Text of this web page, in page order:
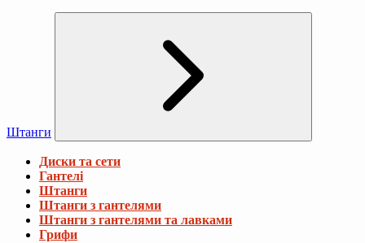
Штанги
Диски та сети
Гантелі
Штанги
Штанги з гантелями
Штанги з гантелями та лавками
Грифи